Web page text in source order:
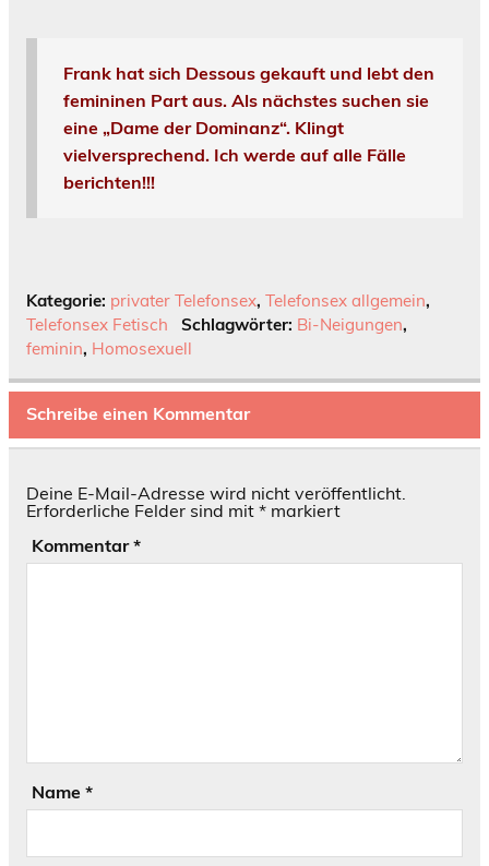
Frank hat sich Dessous gekauft und lebt den
femininen Part aus. Als nächstes suchen sie
eine „Dame der Dominanz“. Klingt
vielversprechend. Ich werde auf alle Fälle
berichten!!!
Kategorie: privater Telefonsex, Telefonsex allgemein,
Telefonsex Fetisch
Schlagwörter: Bi-Neigungen,
feminin, Homosexuell
Schreibe einen Kommentar
Deine E-Mail-Adresse wird nicht veröffentlicht.
Erforderliche Felder sind mit * markiert
Kommentar*
Name *